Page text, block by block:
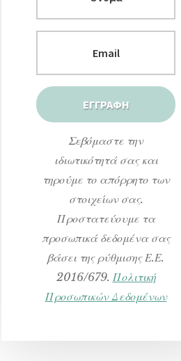
Σεβόμαστε την
ιδιωτικότητά σας και
τηρούμε το απόρρητο των
στοιχείων σας.
Προστατεύουμε τα
προσωπικά δεδομένα σας
βάσει της ρύθμισης Ε.Ε.
2016/679. Πολιτική
Προσωπικών Δεδομένων